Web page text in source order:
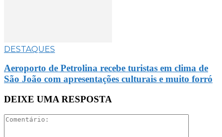
DESTAQUES
Aeroporto de Petrolina recebe turistas em clima de
São João com apresentações culturais e muito forró
DEIXE UMA RESPOSTA